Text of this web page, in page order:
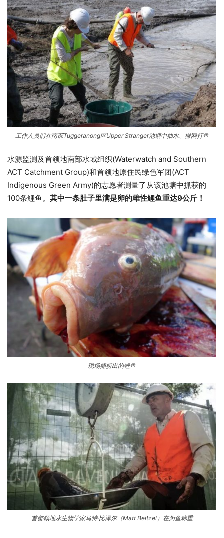
工作人员们在南部Tuggeranong区Upper Stranger池塘中抽水、撒网打鱼
水源监测及首领地南部水域组织(Waterwatch and Southern
ACT Catchment Group)和首领地原住民绿色军团(ACT
Indigenous Green Army)的志愿者测量了从该池塘中抓获的
100条鲤鱼。 其中一条肚子里满是卵的雌性鲤鱼重达9公斤！
现场捕捞出的鲤鱼
首都领地水生物学家马特·比泽尔（Matt Beitzel）在为鱼称重